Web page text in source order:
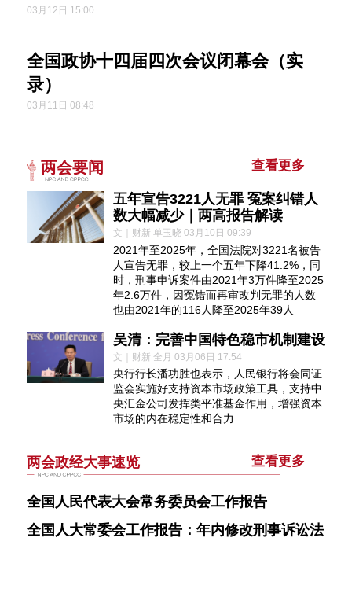
03月12日 15:00
全国政协十四届四次会议闭幕会（实
录）
03月11日 08:48
两会要闻 查看更多
五年宣告3221人无罪 冤案纠错人
数大幅减少｜两高报告解读
文｜财新 单玉晓 03月10日 09:39
2021年至2025年，全国法院对3221名被告
人宣告无罪，较上一个五年下降41.2%，同
时，刑事申诉案件由2021年3万件降至2025
年2.6万件，因冤错而再审改判无罪的人数
也由2021年的116人降至2025年39人
吴清：完善中国特色稳市机制建设
文｜财新 全月 03月06日 17:54
央行行长潘功胜也表示，人民银行将会同证
监会实施好支持资本市场政策工具，支持中
央汇金公司发挥类平准基金作用，增强资本
市场的内在稳定性和合力
两会政经大事速览 查看更多
全国人民代表大会常务委员会工作报告
全国人大常委会工作报告：年内修改刑事诉讼法